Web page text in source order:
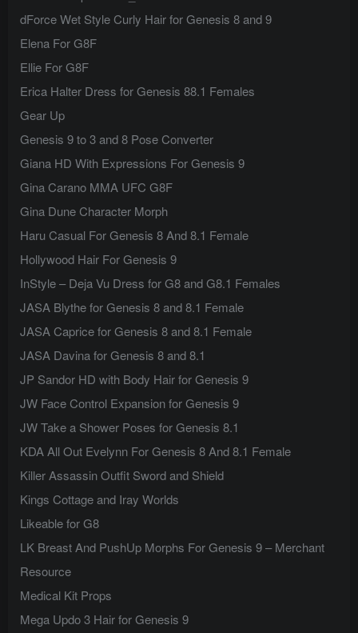
dForce Wet Style Curly Hair for Genesis 8 and 9
Elena For G8F
Ellie For G8F
Erica Halter Dress for Genesis 88.1 Females
Gear Up
Genesis 9 to 3 and 8 Pose Converter
Giana HD With Expressions For Genesis 9
Gina Carano MMA UFC G8F
Gina Dune Character Morph
Haru Casual For Genesis 8 And 8.1 Female
Hollywood Hair For Genesis 9
InStyle – Deja Vu Dress for G8 and G8.1 Females
JASA Blythe for Genesis 8 and 8.1 Female
JASA Caprice for Genesis 8 and 8.1 Female
JASA Davina for Genesis 8 and 8.1
JP Sandor HD with Body Hair for Genesis 9
JW Face Control Expansion for Genesis 9
JW Take a Shower Poses for Genesis 8.1
KDA All Out Evelynn For Genesis 8 And 8.1 Female
Killer Assassin Outfit Sword and Shield
Kings Cottage and Iray Worlds
Likeable for G8
LK Breast And PushUp Morphs For Genesis 9 – Merchant
Resource
Medical Kit Props
Mega Updo 3 Hair for Genesis 9